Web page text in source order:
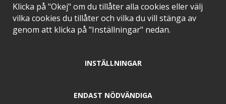
EN DEL AV
Klicka på "Okej" om du tillåter alla cookies eller välj
vilka cookies du tillåter och vilka du vill stänga av
genom att klicka på "Inställningar" nedan.
INSTÄLLNINGAR
ENDAST NÖDVÄNDIGA